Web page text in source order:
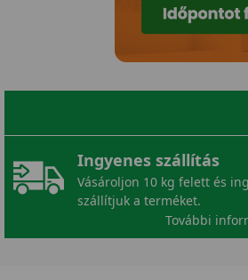
Ingyenes szállítás
Vásároljon 10 kg felett és
szállítjuk a terméket.
További